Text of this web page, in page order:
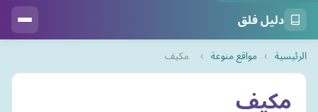
دليل فلق
الرئيسية › مواقع منوعة › مكيف
مكيف